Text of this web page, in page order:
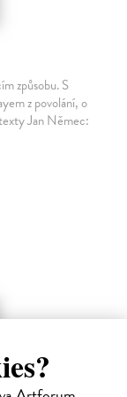
způsobu. S
z povolání, o
Jan Němec: